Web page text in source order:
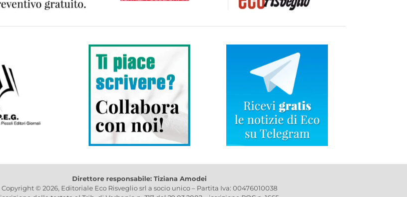
Direttore responsabile: Tiziana Amodei
Copyright © 2026, Editoriale Eco Risveglio srl a socio unico – Partita Iva: 00476010038